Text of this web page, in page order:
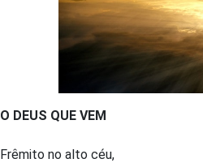
O DEUS QUE VEM
Frêmito no alto céu,